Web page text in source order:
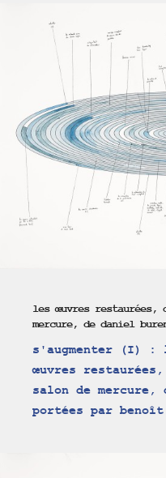
les œuvres restaurées,
mercure, de daniel
s'augmenter (I) :
œuvres
salon de
portées par benoît